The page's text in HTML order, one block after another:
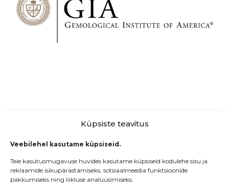
Küpsiste teavitus
Veebilehel kasutame küpsiseid.
Teie kasutusmugavuse huvides kasutame küpsiseid kodulehe sisu ja
reklaamide isikupärastamiseks, sotsiaalmeedia funktsioonide
pakkumiseks ning liikluse analüüsimiseks.